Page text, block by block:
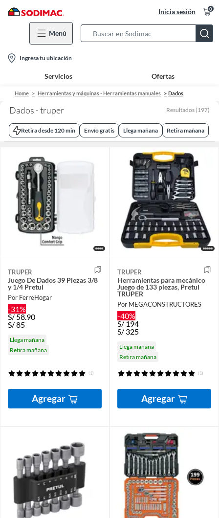
Inicia sesión 0
Menú
Bar
location-
icon
Ingresa tu ubicación
Servicios Ofertas
Home Herramientas y máquinas - Herramientas manuales Dados
Dados - truper Resultados (197)
Retira desde 120 min Envío gratis Llega mañana Retira mañana
TRUPER
Juego De Dados 39 Piezas 3/8
y 1/4 Pretul
Por FerreHogar
-31%
S/ 58.90
S/85
Llega mañana
Retira mañana
(1)
Agregar
TRUPER
Herramientas para mecánico
Juego de 133 piezas, Pretul
TRUPER
Por MEGACONSTRUCTORES
-40%
S/ 194
S/ 325
Llega mañana
Retira mañana
(1)
Agregar